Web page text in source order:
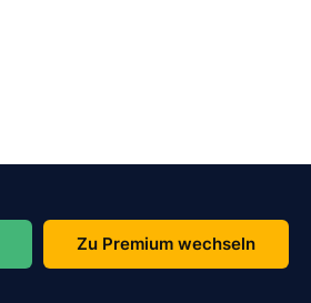
Zu Premium wechseln